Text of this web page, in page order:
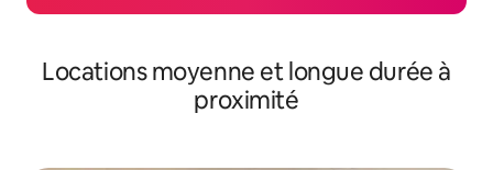
Locations moyenne et longue durée à
proximité